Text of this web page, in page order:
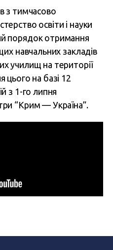
з тимчасово
освіти і науки
порядок отримання
навчальних закладів
училищ на території
цього на базі 12
з 1-го липня
“Крим — Україна”.